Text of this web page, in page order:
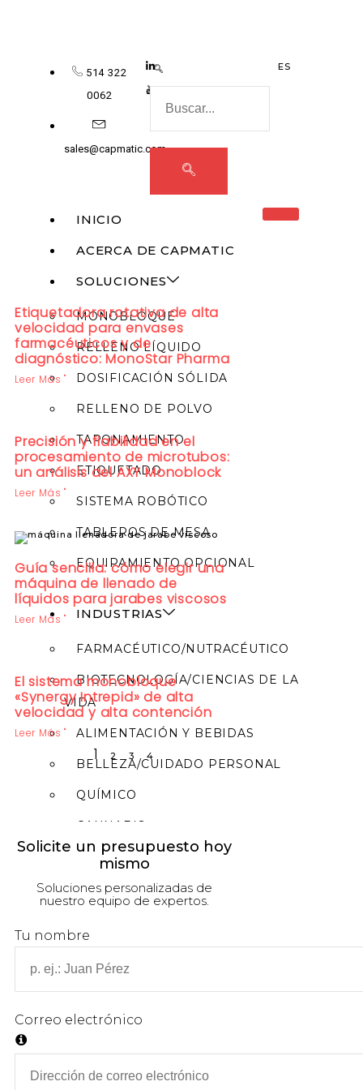
514 322
0062
sales@capmatic.com
ES
INICIO
ACERCA DE CAPMATIC
SOLUCIONES
MONOBLOQUE
RELLENO LÍQUIDO
DOSIFICACIÓN SÓLIDA
RELLENO DE POLVO
TAPONAMIENTO
ETIQUETADO
SISTEMA ROBÓTICO
TABLEROS DE MESA
EQUIPAMIENTO OPCIONAL
INDUSTRIAS
FARMACÉUTICO/NUTRACÉUTICO
BIOTECNOLOGÍA/CIENCIAS DE LA
VIDA
ALIMENTACIÓN Y BEBIDAS
BELLEZA/CUIDADO PERSONAL
QUÍMICO
CANNABIS
PRODUCTOS FARMACÉUTICOS Y
Dosificación sólida
Relleno de polvo
Taponamiento
Equipamiento opcional
Llenado de líquidos
Relleno de polvo
Taponamiento
Etiquetado
Etiquetadora rotativa de alta
velocidad para envases
farmacéuticos y de
diagnóstico: MonoStar Pharma
Leer Más "
Precisión y fiabilidad en el
procesamiento de microtubos:
un análisis del AXY Monoblock
Leer Más "
Guía sencilla: cómo elegir una
máquina de llenado de
líquidos para jarabes viscosos
Leer Más "
El sistema monobloque
«Synergy Intrepid» de alta
velocidad y alta contención
Leer Más "
1 2 3 4
Solicite un presupuesto hoy
mismo
Soluciones personalizadas de
nuestro equipo de expertos.
Tu nombre
Correo electrónico